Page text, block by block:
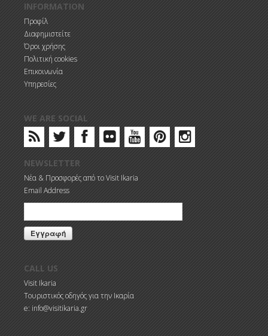
INFORMATION
Προφίλ
Διαφημιστείτε
Όροι χρήσης
Πολιτική cookies
Επικοινωνία
Υπηρεσίες
WE ARE SOCIAL
NEWSLETTER
Νέα & Προσφορές από το Visit Ikaria
Email Address
CALL US
Visit Ikaria
Τουριστικός οδηγός για την Ικαρία
e: info@visitikaria.gr